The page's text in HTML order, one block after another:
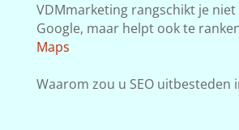
VDMmarketing rangschikt je niet
Google, maar helpt ook te
Maps
Waarom zou u SEO uitbesteden